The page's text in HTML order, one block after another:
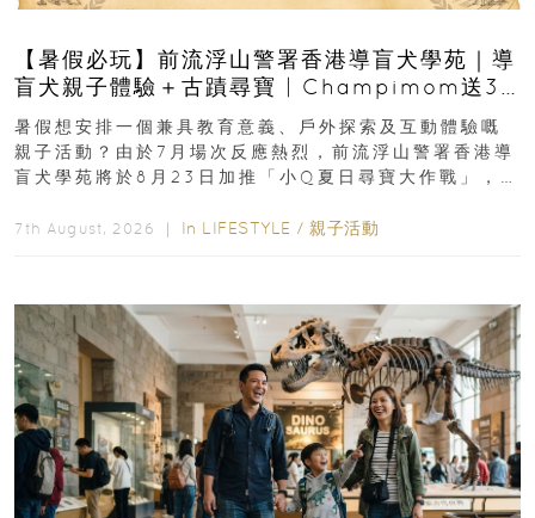
【暑假必玩】前流浮山警署香港導盲犬學苑｜導
盲犬親子體驗＋古蹟尋寶 | Champimom送3
組免費名額
暑假想安排一個兼具教育意義、戶外探索及互動體驗嘅
親子活動？由於7月場次反應熱烈，前流浮山警署香港導
盲犬學苑將於8月23日加推「小Q夏日尋寶大作戰」，家
7th August, 2026 ｜ In LIFESTYLE / 親子活動